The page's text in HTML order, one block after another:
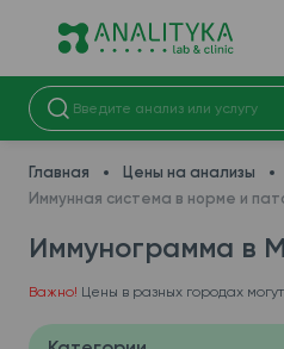
Главная Цены на анализы
Иммунная система в норме и
Иммунограмма в
Важно! Цены в разных городах могут